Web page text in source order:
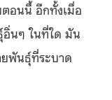
อนนี้ อีกทั้งเมื่อ
อิ่นๆ ในที่ใด มัน
พันธุ์ที่ระบาด